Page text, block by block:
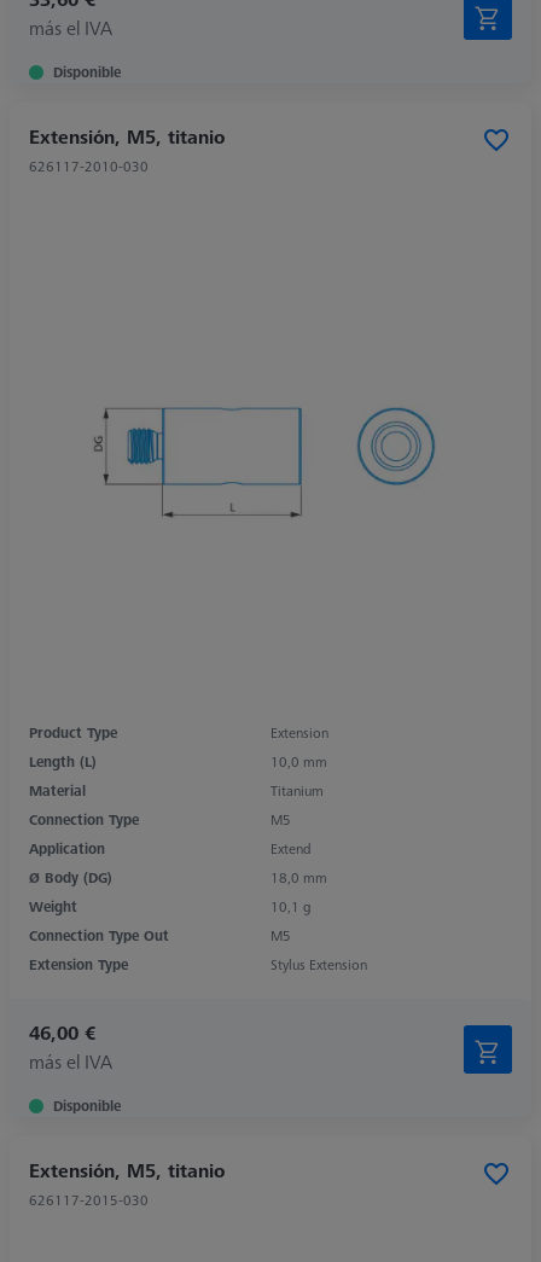
más el IVA
Disponible
Extensión, M5, titanio
626117-2010-030
Product Type
Extension
Length (L)
10,0 mm
Material
Titanium
Connection Type
M5
Application
Extend
Ø Body (DG)
18,0 mm
Weight
10,1 g
Connection Type Out
M5
Extension Type
Stylus Extension
46,00 €
más el IVA
Disponible
Extensión, M5, titanio
626117-2015-030